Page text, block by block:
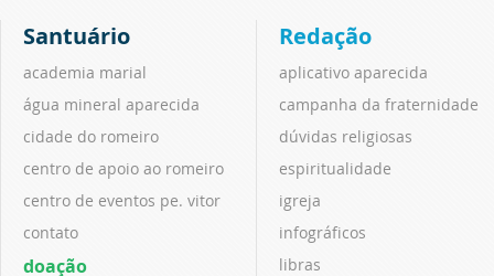
Santuário
academia marial
água mineral aparecida
cidade do romeiro
centro de apoio ao romeiro
centro de eventos pe. vitor
contato
doação
Redação
aplicativo aparecida
campanha da fraternidade
dúvidas religiosas
espiritualidade
igreja
infográficos
libras